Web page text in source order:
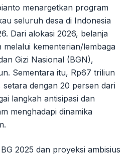
menargetkan program
seluruh desa di Indonesia
Dari alokasi 2026, belanja
kementerian/lembaga
Gizi Nasional (BGN),
Sementara itu, Rp67 triliun
setara dengan 20 persen dari
langkah antisipasi dan
menghadapi dinamika
2025 dan proyeksi ambisius